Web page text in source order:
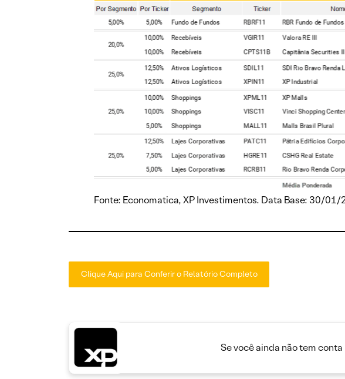
Fonte: Economatica, XP Investimentos. Data Base: 30/01/
Clique Aqui para Conferir o Relatório Completo
Se você ainda não tem